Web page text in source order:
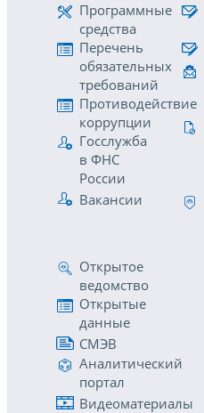
Программные
средства
Перечень
обязательных
требований
Противодействие
коррупции
Госслужба
в ФНС
России
Вакансии
Открытое
ведомство
Открытые
данные
СМЭВ
Аналитический
портал
Видеоматериалы